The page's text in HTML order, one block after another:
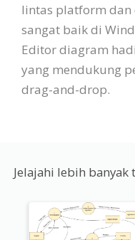
lintas platform dan
sangat baik di
Editor diagram
yang mendukung
drag-and-drop.
Jelajahi lebih banyak